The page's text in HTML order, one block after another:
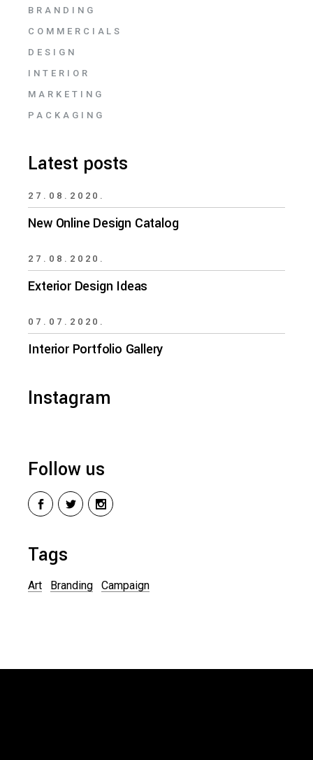
BRANDING
COMMERCIALS
DESIGN
INTERIOR
MARKETING
PACKAGING
Latest posts
27.08.2020.
New Online Design Catalog
27.08.2020.
Exterior Design Ideas
07.07.2020.
Interior Portfolio Gallery
Instagram
Follow us
Tags
Art Branding Campaign